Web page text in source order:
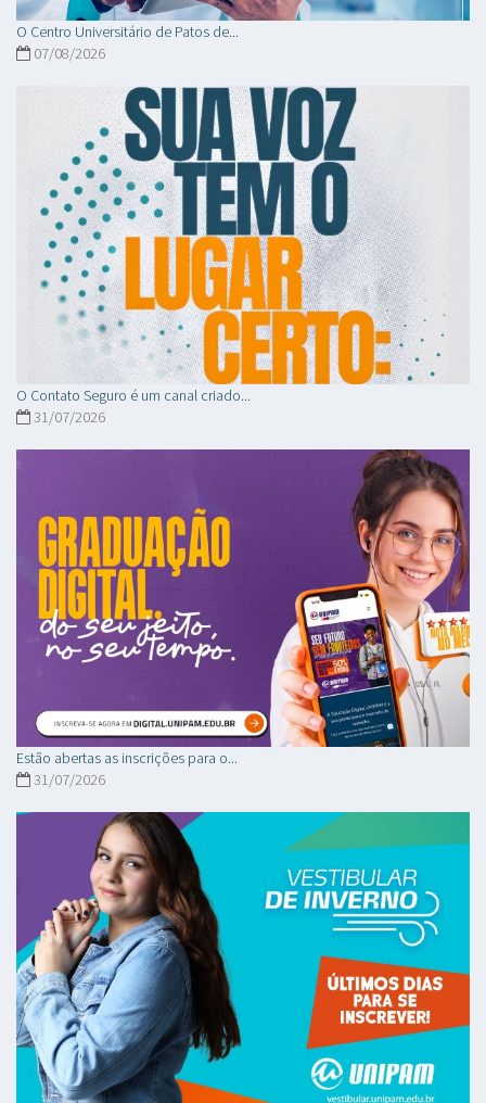
O Centro Universitário de Patos de...
07/08/2026
O Contato Seguro é um canal criado...
31/07/2026
Estão abertas as inscrições para o...
31/07/2026